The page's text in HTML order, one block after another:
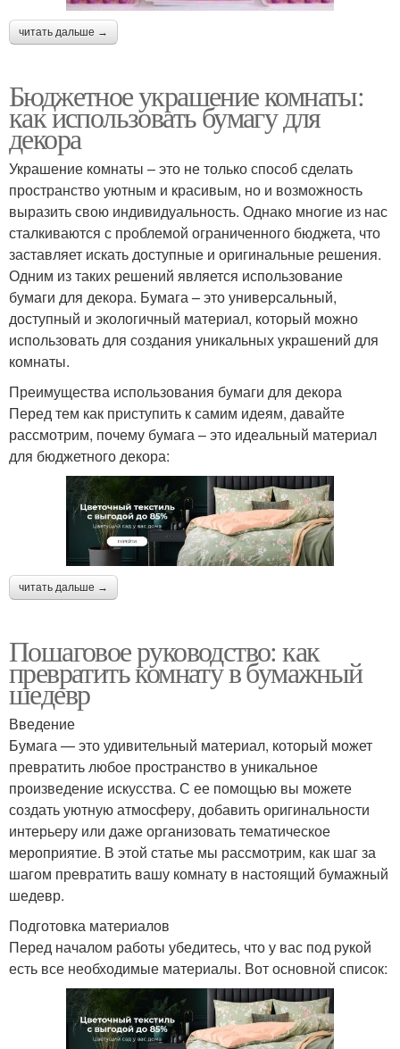
читать дальше →
Бюджетное украшение комнаты:
как использовать бумагу для
декора
Украшение комнаты – это не только способ сделать
пространство уютным и красивым, но и возможность
выразить свою индивидуальность. Однако многие из нас
сталкиваются с проблемой ограниченного бюджета, что
заставляет искать доступные и оригинальные решения.
Одним из таких решений является использование
бумаги для декора. Бумага – это универсальный,
доступный и экологичный материал, который можно
использовать для создания уникальных украшений для
комнаты.
Преимущества использования бумаги для декора
Перед тем как приступить к самим идеям, давайте
рассмотрим, почему бумага – это идеальный материал
для бюджетного декора:
читать дальше →
Пошаговое руководство: как
превратить комнату в бумажный
шедевр
Введение
Бумага — это удивительный материал, который может
превратить любое пространство в уникальное
произведение искусства. С ее помощью вы можете
создать уютную атмосферу, добавить оригинальности
интерьеру или даже организовать тематическое
мероприятие. В этой статье мы рассмотрим, как шаг за
шагом превратить вашу комнату в настоящий бумажный
шедевр.
Подготовка материалов
Перед началом работы убедитесь, что у вас под рукой
есть все необходимые материалы. Вот основной список: